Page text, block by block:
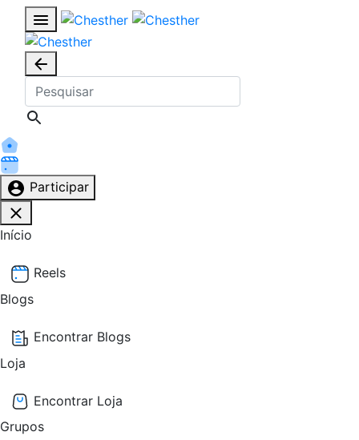
Participar
Início
Reels
Blogs
Encontrar Blogs
Loja
Encontrar Loja
Grupos